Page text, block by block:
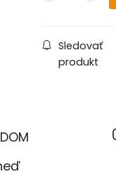
Sledovať
produkt